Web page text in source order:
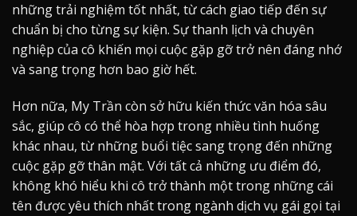
những trải nghiệm tốt nhất, từ cách giao tiếp đến sự
chuẩn bị cho từng sự kiện. Sự thanh lịch và chuyên
nghiệp của cô khiến mọi cuộc gặp gỡ trở nên đáng nhớ
và sang trọng hơn bao giờ hết.
Hơn nữa, My Trần còn sở hữu kiến thức văn hóa sâu
sắc, giúp cô có thể hòa hợp trong nhiều tình huống
khác nhau, từ những buổi tiệc sang trọng đến những
cuộc gặp gỡ thân mật. Với tất cả những ưu điểm đó,
không khó hiểu khi cô trở thành một trong những cái
tên được yêu thích nhất trong ngành dịch vụ gái gọi tại